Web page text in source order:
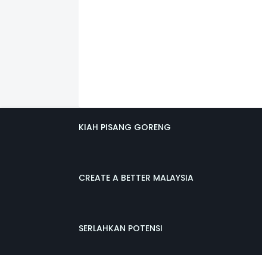
KIAH PISANG GORENG
CREATE A BETTER MALAYSIA
SERLAHKAN POTENSI